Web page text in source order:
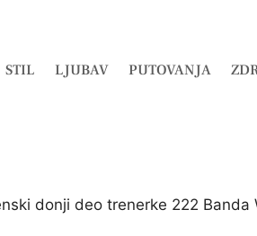
STIL LJUBAV PUTOVANJA
donji deo trenerke 222 Banda